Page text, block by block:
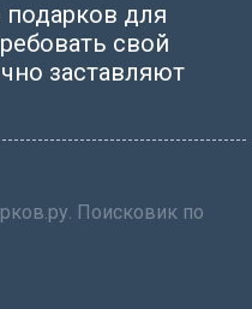
для
свой
заставляют
Поисковик по